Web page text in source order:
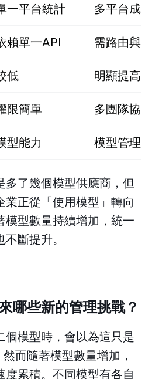
一平台統計 多平台成
賴單一API 需路由與
低 明顯提高
限簡單 多團隊協
型能力 模型管理
多了幾個模型供應商，但
業正從「使用模型」轉向
模型數量持續增加，統一
斷提升。
哪些新的管理挑戰？
個模型時，會以為這只是
而隨著模型數量增加，
度累積。不同模型有各自